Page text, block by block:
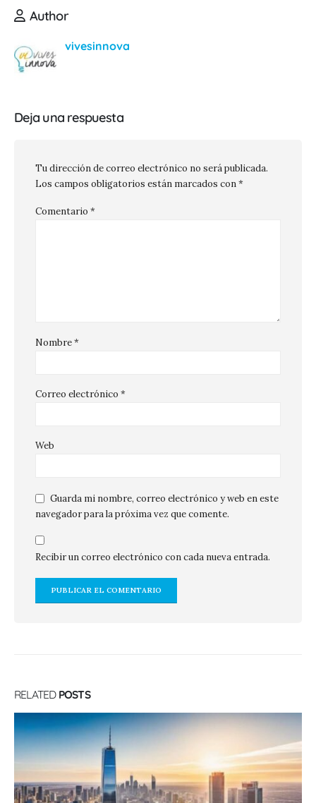
Author
vivesinnova
Deja una respuesta
Tu dirección de correo electrónico no será publicada.
Los campos obligatorios están marcados con*
Comentario *
Nombre*
Correo electrónico *
Web
Guarda mi nombre, correo electrónico y web en este
navegador para la próxima vez que comente.
Recibir un correo electrónico con cada nueva entrada.
RELATED POSTS